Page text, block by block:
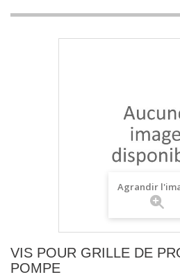
Agrandir
VIS POUR GRILLE DE
POMPE